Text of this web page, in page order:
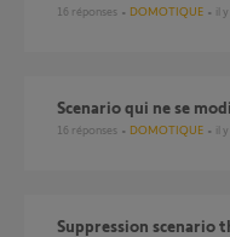
16 réponses DOMOTIQUE il
Scenario qui ne se
16 réponses DOMOTIQUE il
suppression scenario